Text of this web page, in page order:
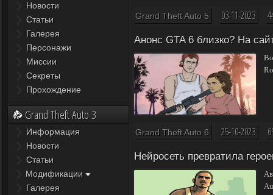
Новости
Статьи
Галерея
Персонажи
Миссии
Секреты
Прохождение
Grand Theft Auto 3
Информация
Новости
Статьи
Модификации
Галерея
Grand Theft Auto 5 03-11-2023
Анонс GTA 6 близко? На
Grand Theft Auto 6 25-10-2023
Нейросеть превратила